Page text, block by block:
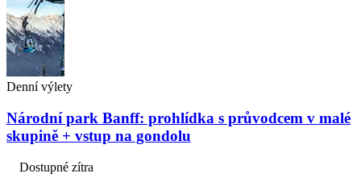
Denní výlety
Národní park Banff: prohlídka s průvodcem v malé
skupině + vstup na gondolu
Dostupné zítra